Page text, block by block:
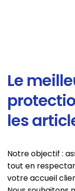
Le
les
Notre objectif :
tout en
votre accueil